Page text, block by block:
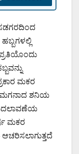
ಸಡಗರದಿಂದ
ಮಕರ
ಮಗನಾದ ಶನಿಯ
ಮಕರ